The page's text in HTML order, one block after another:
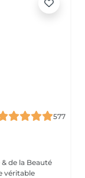
577
de la Beauté
véritable